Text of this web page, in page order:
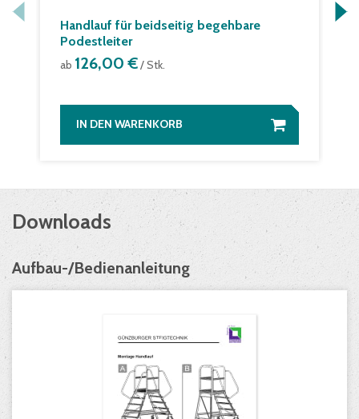
Handlauf für beidseitig begehbare
Podestleiter
ab 126,00 €/ Stk.
IN DEN WARENKORB
Downloads
Aufbau-/Bedienanleitung